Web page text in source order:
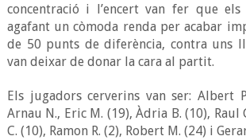
concentració i l’encert van fer que els
agafant un còmoda renda per acabar
de 50 punts de diferència, contra uns
van deixar de donar la cara al partit.
Els jugadors cerverins van ser: Albert
Arnau N., Eric M. (19), Àdria B. (10), Raul
C. (10), Ramon R. (2), Robert M. (24) i